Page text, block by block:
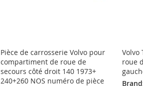
Pièce de carrosserie Volvo pour
compartiment de roue de
secours côté droit 140 1973+
240+260 NOS numéro de pièce
Volvo
roue